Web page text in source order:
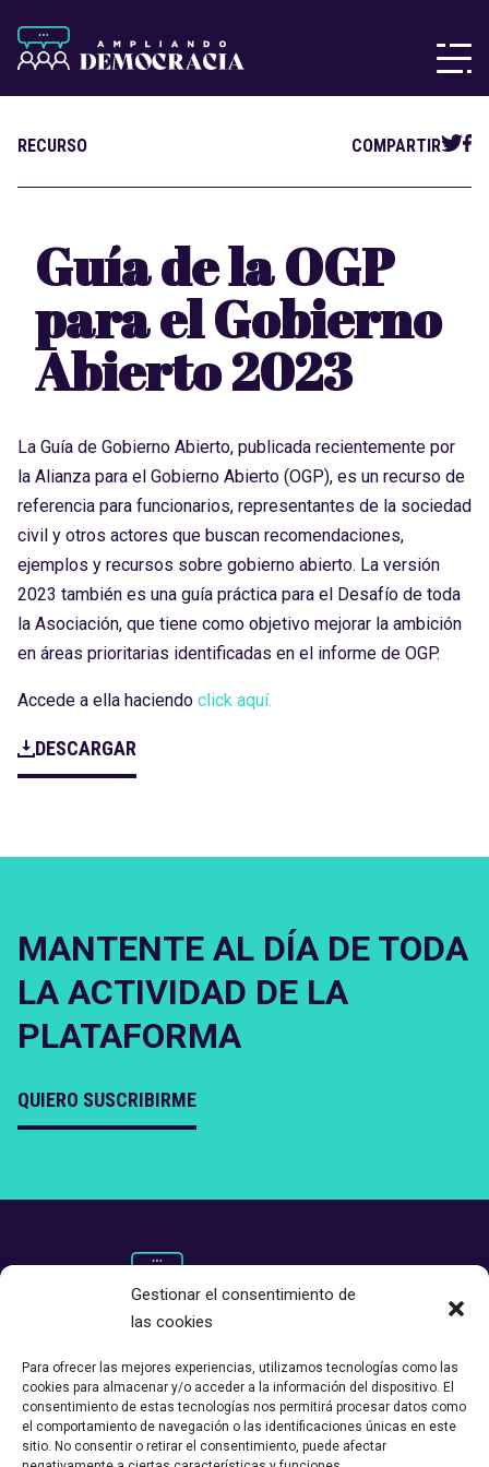
Gestionar el consentimiento de
las cookies
Para ofrecer las mejores experiencias, utilizamos tecnologías como las
cookies para almacenar y/o acceder a la información del dispositivo. El
consentimiento de estas tecnologías nos permitirá procesar datos como
el comportamiento de navegación o las identificaciones únicas en este
sitio. No consentir o retirar el consentimiento, puede afectar
RECURSO COMPARTIR
Guía de la OGP
para el Gobierno
Abierto 2023
La Guía de Gobierno Abierto, publicada recientemente por
la Alianza para el Gobierno Abierto (OGP), es un recurso de
referencia para funcionarios, representantes de la sociedad
civil y otros actores que buscan recomendaciones,
ejemplos y recursos sobre gobierno abierto. La versión
2023 también es una guía práctica para el Desafío de toda
la Asociación, que tiene como objetivo mejorar la ambición
en áreas prioritarias identificadas en el informe de OGP.
Accede a ella haciendo click aquí.
DESCARGAR
MANTENTE AL DÍA DE TODA
LA ACTIVIDAD DE LA
PLATAFORMA
QUIERO SUSCRIBIRME